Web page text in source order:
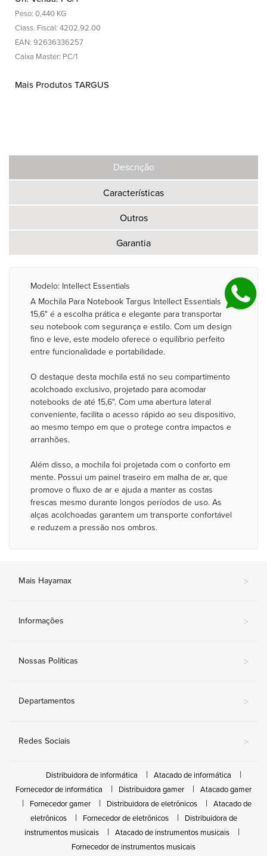
Peso: 0,440 KG
Class. Fiscal: 4202.92.00
EAN: 92636336257
Caixa Master: PC/1
Mais Produtos TARGUS
Descrição
Características
Outros
Garantia
Modelo: Intellect Essentials
A Mochila Para Notebook Targus Intellect Essentials
15,6" é a escolha prática e elegante para transportar
seu notebook com segurança e estilo. Com um design
fino e leve, este modelo oferece o equilíbrio perfeito
entre funcionalidade e portabilidade.
O destaque desta mochila está no seu compartimento
acolchoado exclusivo, projetado para acomodar
notebooks de até 15,6". Com uma abertura lateral
conveniente, facilita o acesso rápido ao seu dispositivo,
ao mesmo tempo em que o protege contra impactos e
arranhões.
Além disso, a mochila foi projetada com o conforto em
mente. Possui um painel traseiro em malha de ar, que
promove o fluxo de ar e ajuda a manter as costas
frescas mesmo durante longos períodos de uso. As
alças acolchoadas garantem um transporte confortável
e reduzem a pressão nos ombros.
Mais Hayamax >
Informações >
Nossas Políticas >
Departamentos >
Redes Sociais >
Distribuidora de informática
Atacado de informática
Fornecedor de informática
Distribuidora gamer
Atacado gamer
Fornecedor gamer
Distribuidora de eletrônicos
Atacado de
eletrônicos
Fornecedor de eletrônicos
Distribuidora de
instrumentos musicais
Atacado de instrumentos musicais
Fornecedor de instrumentos musicais